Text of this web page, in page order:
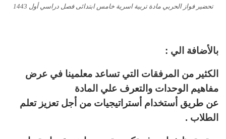
تحضير فواز الحربي مادة تربية اسرية خامس ابتدائى فصل دراسي أول 1443
بالأضافة الي :
الكثير من المرفقات التي تساعد معلمينا في عرض
مفاهيم الوحدات والتعرف علي المادة
عن طريق أستخدام أستراتيجيات من أجل تعزيز تعلم
الطلاب .